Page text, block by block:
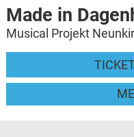
Made in
Musical Projekt